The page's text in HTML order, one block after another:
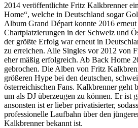
2014 veröffentlichte Fritz Kalkbrenner
Home“, welche in Deutschland sogar
Album Grand Départ konnte 2016
Chartplatzierungen in der Schweiz und
der größte Erfolg war erneut in
zu erreichen. Alle Singles vor 2012 von
eher mäßig erfolgreich. Ab Back Home
gebrochen. Die Alben von Fritz
größeren Hype bei den deutschen,
österreichischen Fans. Kalkbrenner geht
um als DJ überzeugen zu können. Er ist
ansonsten ist er lieber privatisierter,
professionelle Laufbahn über den
Kalkbrenner bekannt ist.